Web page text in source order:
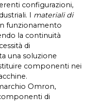
configurazioni,
I materiali di
funzionamento
la continuità
di
una soluzione
componenti nei
Omron,
di